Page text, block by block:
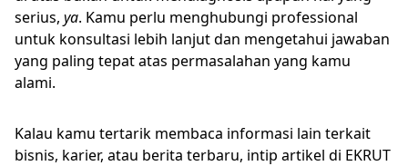
serius, ya. Kamu perlu menghubungi professional
untuk konsultasi lebih lanjut dan mengetahui jawaban
yang paling tepat atas permasalahan yang kamu
alami.
Kalau kamu tertarik membaca informasi lain terkait
bisnis, karier, atau berita terbaru, intip artikel di EKRUT